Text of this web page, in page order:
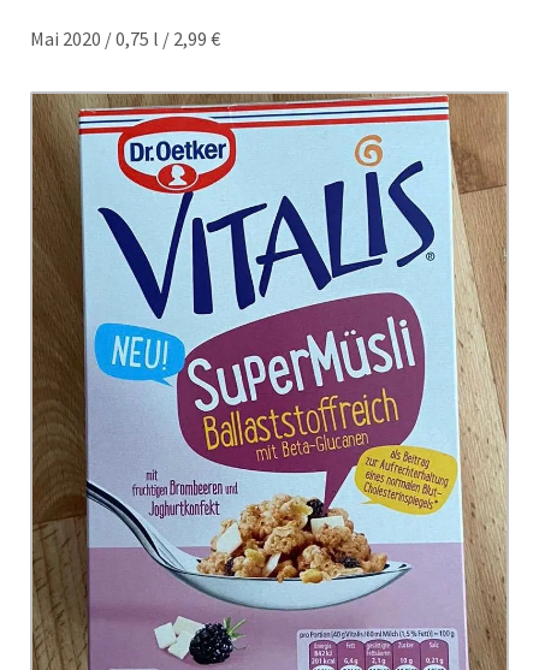
Mai 2020 / 0,75 l / 2,99 €